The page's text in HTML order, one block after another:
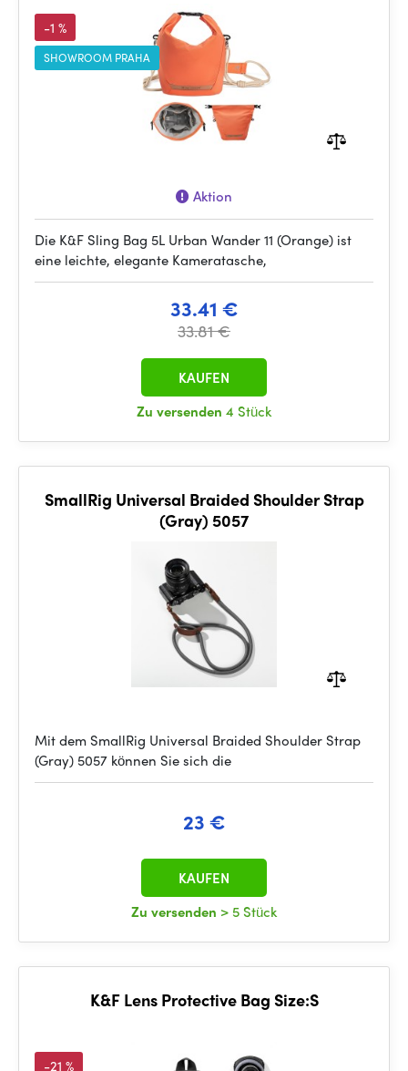
-1 %
SHOWROOM PRAHA
Aktion
Die K&F Sling Bag 5L Urban Wander 11 (Orange) ist
eine leichte, elegante Kameratasche,
33.41 €
33.81 €
Zu versenden 4 Stück
KAUFEN
SmallRig Universal Braided Shoulder Strap
(Gray) 5057
Mit dem SmallRig Universal Braided Shoulder Strap
(Gray) 5057 können Sie sich die
23 €
Zu versenden > 5 Stück
KAUFEN
K&F Lens Protective Bag Size:S
-21 %